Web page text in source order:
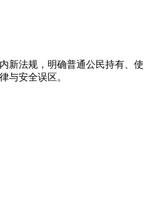
新法规，明确普通公民持有、使
与安全误区。